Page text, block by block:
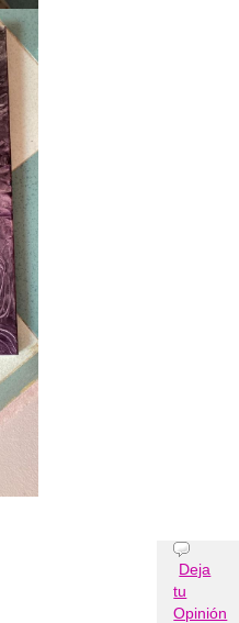
Deja
tu
Opinión